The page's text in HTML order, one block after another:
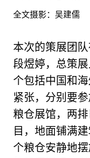
全文摄影：吴建儒
本次的策展团
段煜婷，总策
个包括中国和
紧张，分别要
粮仓展馆，两
目，地面铺满
个粮仓安静地